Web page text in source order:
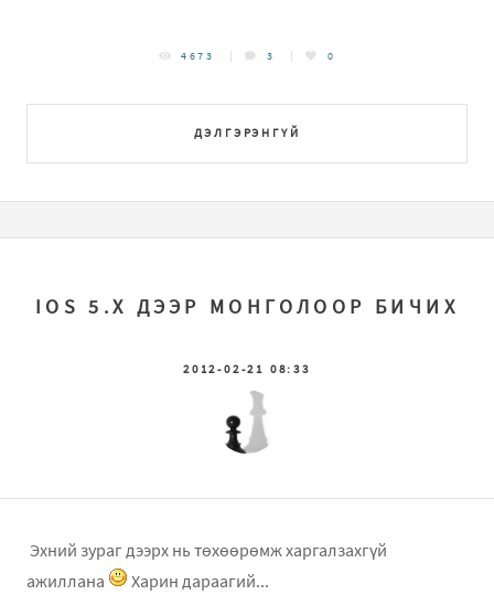
ДЭЛГЭРЭНГҮЙ
4673 3 0
IOS 5.X ДЭЭР МОНГОЛООР БИЧИХ
2012-02-21 08:33
Эхний зураг дээрх нь төхөөрөмж харгалзахгүй
ажиллана
Харин дараагий...